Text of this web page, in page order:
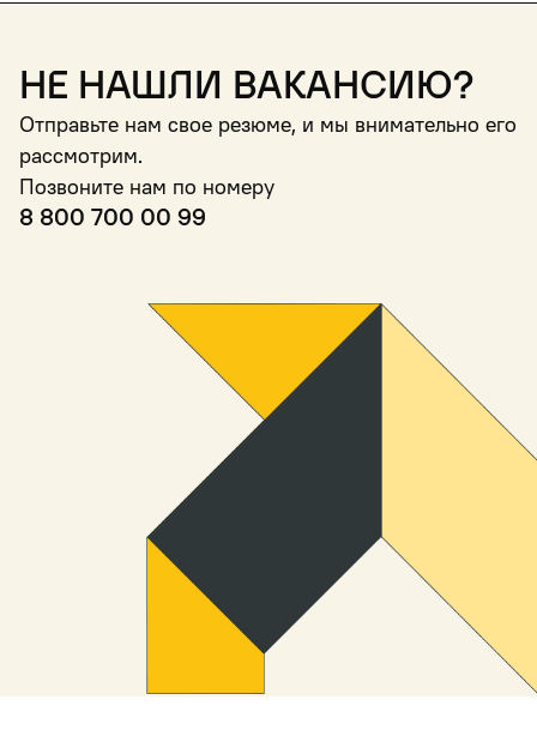
Не нашли вакансию?
Отправьте нам свое резюме, и мы внимательно его
рассмотрим.
Позвоните нам по номеру
8 800 700 00 99